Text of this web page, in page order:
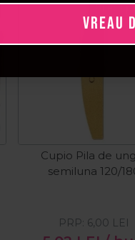
Pret
Cupio Pila de
semiluna 120/
PRP: 6,00 LEI
VREAU